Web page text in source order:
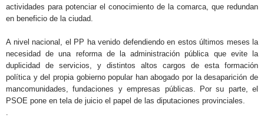
actividades para potenciar el conocimiento de la comarca, que redundan
en beneficio de la ciudad.
A nivel nacional, el PP ha venido defendiendo en estos últimos meses la
necesidad de una reforma de la administración pública que evite la
duplicidad de servicios, y distintos altos cargos de esta formación
política y del propia gobierno popular han abogado por la desaparición de
mancomunidades, fundaciones y empresas públicas. Por su parte, el
PSOE pone en tela de juicio el papel de las diputaciones provinciales.